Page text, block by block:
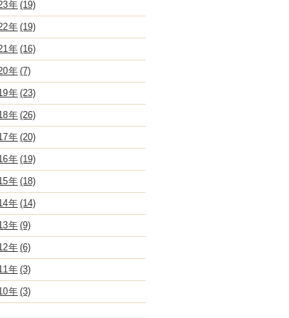
(19)
(19)
(16)
(7)
(23)
(26)
(20)
(19)
(18)
(14)
(9)
(6)
(3)
(3)